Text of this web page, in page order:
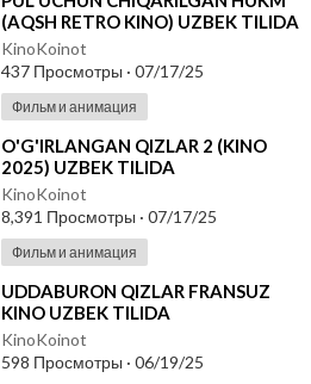
(AQSH RETRO KINO) UZBEK TILIDA
KinoKoinot
437 Просмотры · 07/17/25
Фильм и анимация
⁣O'G'IRLANGAN QIZLAR 2 (KINO
2025) UZBEK TILIDA
KinoKoinot
8,391 Просмотры · 07/17/25
Фильм и анимация
⁣UDDABURON QIZLAR FRANSUZ
KINO UZBEK TILIDA
KinoKoinot
598 Просмотры · 06/19/25